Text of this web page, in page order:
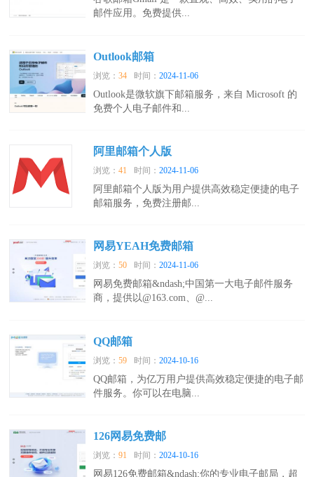
邮件应用。免费提供...
Outlook邮箱
浏览：34 时间：2024-11-06
Outlook是微软旗下邮箱服务，来自 Microsoft 的
免费个人电子邮件和...
阿里邮箱个人版
浏览：41 时间：2024-11-06
阿里邮箱个人版为用户提供高效稳定便捷的电子
邮箱服务，免费注册邮...
网易YEAH免费邮箱
浏览：50 时间：2024-11-06
网易免费邮箱&ndash;中国第一大电子邮件服务
商，提供以@163.com、@...
QQ邮箱
浏览：59 时间：2024-10-16
QQ邮箱，为亿万用户提供高效稳定便捷的电子邮
件服务。你可以在电脑...
126网易免费邮
浏览：91 时间：2024-10-16
网易126免费邮箱&ndash;你的专业电子邮局，超